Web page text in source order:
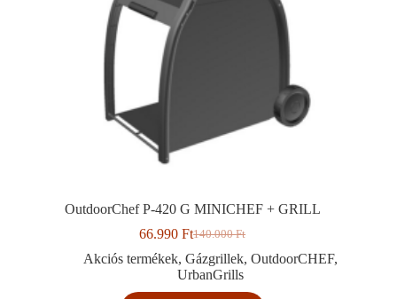
OutdoorChef P-420 G MINICHEF + GRILL
140.000Ft
Original
price
was:
140.000 Ft.
66.990FtCurrent
price
is:
66.990 Ft.
Akciós termékek, Gázgrillek, OutdoorCHEF,
UrbanGrills